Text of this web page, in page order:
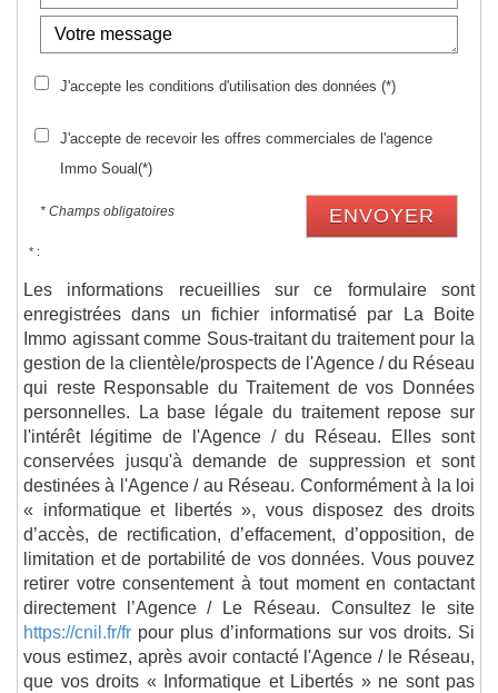
J'accepte les conditions d'utilisation des données (*)
J'accepte de recevoir les offres commerciales de l'agence
Immo Soual(*)
* Champs obligatoires ENVOYER
* :
Les informations recueillies sur ce formulaire sont
enregistrées dans un fichier informatisé par La Boite
Immo agissant comme Sous-traitant du traitement pour la
gestion de la clientèle/prospects de l'Agence / du Réseau
qui reste Responsable du Traitement de vos Données
personnelles. La base légale du traitement repose sur
l'intérêt légitime de l'Agence / du Réseau. Elles sont
conservées jusqu'à demande de suppression et sont
destinées à l'Agence / au Réseau. Conformément à la loi
« informatique et libertés », vous disposez des droits
d’accès, de rectification, d’effacement, d’opposition, de
limitation et de portabilité de vos données. Vous pouvez
retirer votre consentement à tout moment en contactant
directement l’Agence / Le Réseau. Consultez le site
https://cnil.fr/fr pour plus d’informations sur vos droits. Si
vous estimez, après avoir contacté l'Agence / le Réseau,
que vos droits « Informatique et Libertés » ne sont pas